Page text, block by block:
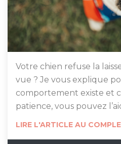
Votre chien refuse la
vue ? Je vous explique
comportement existe et
patience, vous pouvez
LIRE L'ARTICLE AU